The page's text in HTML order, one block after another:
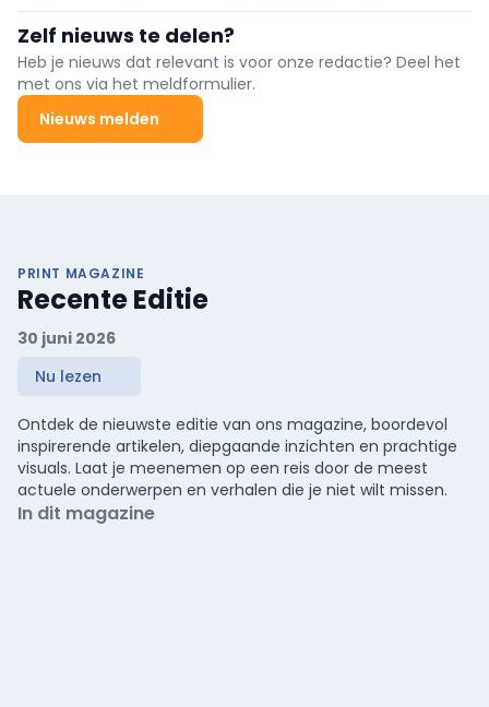
Zelf nieuws te delen?
Heb je nieuws dat relevant is voor onze redactie? Deel het
met ons via het meldformulier.
Nieuws melden
PRINT MAGAZINE
Recente Editie
30 juni 2026
Nu lezen
Ontdek de nieuwste editie van ons magazine, boordevol
inspirerende artikelen, diepgaande inzichten en prachtige
visuals. Laat je meenemen op een reis door de meest
actuele onderwerpen en verhalen die je niet wilt missen.
In dit magazine